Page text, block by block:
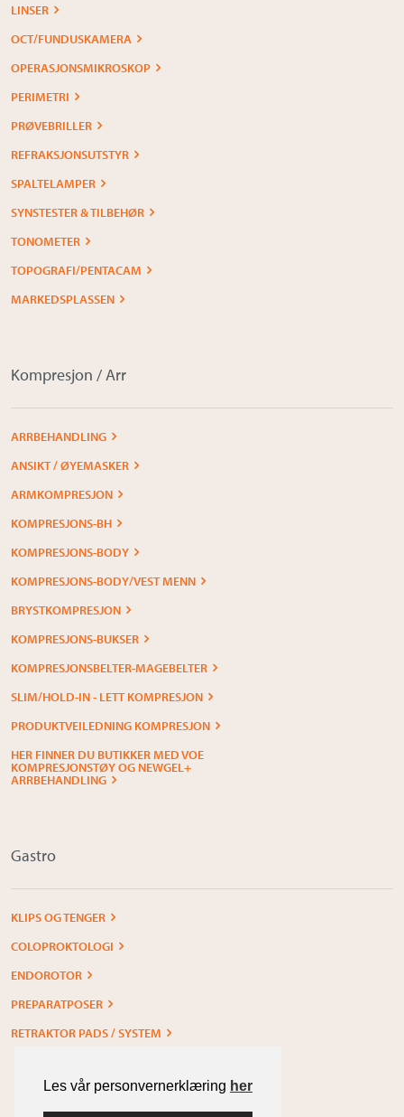
Les vår personvernerklæring her
LINSER
OCT/FUNDUSKAMERA
OPERASJONSMIKROSKOP
PERIMETRI
PRØVEBRILLER
REFRAKSJONSUTSTYR
SPALTELAMPER
SYNSTESTER & TILBEHØR
TONOMETER
TOPOGRAFI/PENTACAM
MARKEDSPLASSEN
Kompresjon / Arr
ARRBEHANDLING
ANSIKT / ØYEMASKER
ARMKOMPRESJON
KOMPRESJONS-BH
KOMPRESJONS-BODY
KOMPRESJONS-BODY/VEST MENN
BRYSTKOMPRESJON
KOMPRESJONS-BUKSER
KOMPRESJONSBELTER-MAGEBELTER
SLIM/HOLD-IN - LETT KOMPRESJON
PRODUKTVEILEDNING KOMPRESJON
HER FINNER DU BUTIKKER MED VOE
KOMPRESJONSTØY OG NEWGEL+
ARRBEHANDLING
Gastro
KLIPS OG TENGER
COLOPROKTOLOGI
ENDOROTOR
PREPARATPOSER
RETRAKTOR PADS / SYSTEM